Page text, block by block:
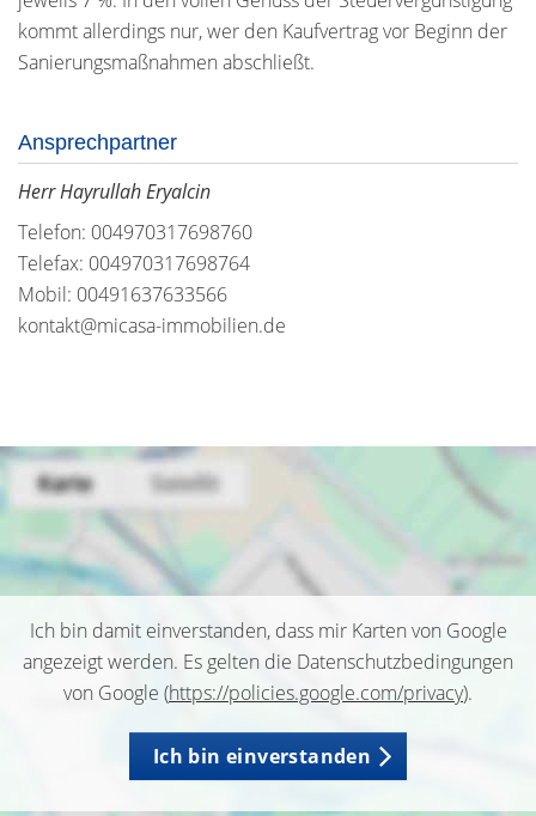
kommt allerdings nur, wer den Kaufvertrag vor Beginn der
Sanierungsmaßnahmen abschließt.
Ansprechpartner
Herr Hayrullah Eryalcin
Telefon: 004970317698760
Telefax: 004970317698764
Mobil: 00491637633566
kontakt@micasa-immobilien.de
Ich bin damit einverstanden, dass mir Karten von Google
angezeigt werden. Es gelten die Datenschutzbedingungen
von Google (https://policies.google.com/privacy).
Ich bin einverstanden